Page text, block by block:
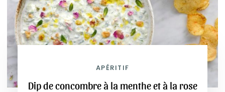
APÉRITIF
Dip de concombre à la menthe et à la rose